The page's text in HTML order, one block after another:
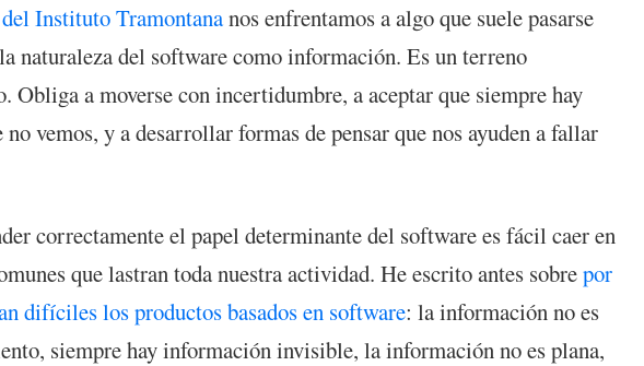
Instituto Tramontananos enfrentamos a algo que suele pasarse
naturaleza del software como información. Es un terreno
Obliga a moverse con incertidumbre, a aceptar que siempre hay
no vemos, y a desarrollar formas de pensar que nos ayuden a fallar
correctamente el papel determinante del software es fácil caer en
que lastran toda nuestra actividad. He escrito antes sobrepor
difíciles los productos basados en software: la información no es
siempre hay información invisible, la información no es plana,